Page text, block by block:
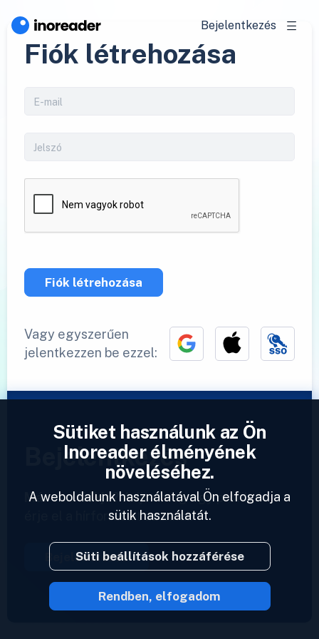
Bejelentkezés
Fiók létrehozása
Fiók létrehozása
Vagy egyszerűen
jelentkezzen be ezzel:
Bejelentkezés
Már van fiókja? Adjon meg egy profilt és
érje el a hírforrásait azonnal.
Bejelentkezés
2023 © Inoreader
Sütiket használunk az Ön
Inoreader élményének
növeléséhez.
A weboldalunk használatával Ön elfogadja a
sütik használatát.
Süti beállítások hozzáférése
Rendben, elfogadom